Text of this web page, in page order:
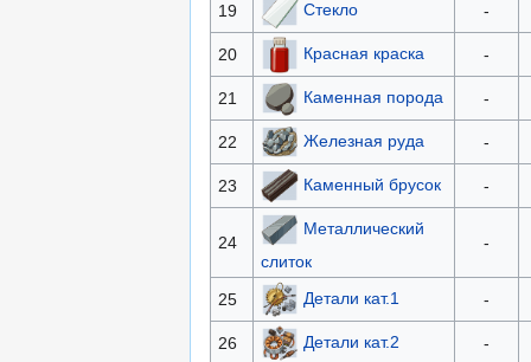
19 Стекло -
20 Красная краска -
21 Каменная порода -
22 Железная руда -
23 Каменный брусок -
24
Металлический
слиток
-
25 Детали кат.1 -
26 Детали кат.2 -